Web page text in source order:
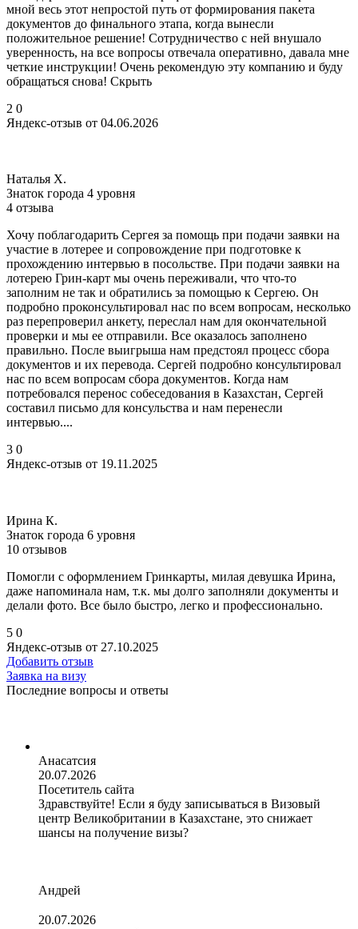
мной весь этот непростой путь от формирования пакета
документов до финального этапа, когда вынесли
положительное решение! Сотрудничество с ней внушало
уверенность, на все вопросы отвечала оперативно, давала мне
четкие инструкции! Очень рекомендую эту компанию и буду
обращаться снова! Скрыть
2 0
Яндекс-отзыв от 04.06.2026
Наталья Х.
Знаток города 4 уровня
4 отзыва
Хочу поблагодарить Сергея за помощь при подачи заявки на
участие в лотерее и сопровождение при подготовке к
прохождению интервью в посольстве. При подачи заявки на
лотерею Грин-карт мы очень переживали, что что-то
заполним не так и обратились за помощью к Сергею. Он
подробно проконсультировал нас по всем вопросам, несколько
раз перепроверил анкету, переслал нам для окончательной
проверки и мы ее отправили. Все оказалось заполнено
правильно. После выигрыша нам предстоял процесс сбора
документов и их перевода. Сергей подробно консультировал
нас по всем вопросам сбора документов. Когда нам
потребовался перенос собеседования в Казахстан, Сергей
составил письмо для консульства и нам перенесли
интервью....
3 0
Яндекс-отзыв от 19.11.2025
Ирина К.
Знаток города 6 уровня
10 отзывов
Помогли с оформлением Гринкарты, милая девушка Ирина,
даже напоминала нам, т.к. мы долго заполняли документы и
делали фото. Все было быстро, легко и профессионально.
5 0
Яндекс-отзыв от 27.10.2025
Добавить отзыв
Заявка на визу
Последние вопросы и ответы
Анасатсия
20.07.2026
Посетитель сайта
Здравствуйте! Если я буду записываться в Визовый
центр Великобритании в Казахстане, это снижает
шансы на получение визы?
Андрей
20.07.2026